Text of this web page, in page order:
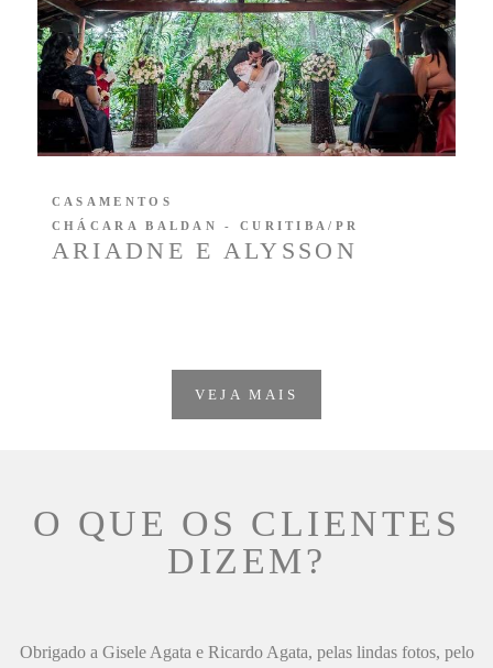
ARIADNE E ALYSSON
CASAMENTOS
CHÁCARA BALDAN - CURITIBA/PR
VEJA MAIS
O QUE OS CLIENTES
DIZEM?
Obrigado a Gisele Agata e Ricardo Agata, pelas lindas fotos, pelo